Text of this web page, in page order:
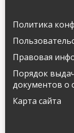
Политика
Правовая
Порядок
документов о
Карта сайта